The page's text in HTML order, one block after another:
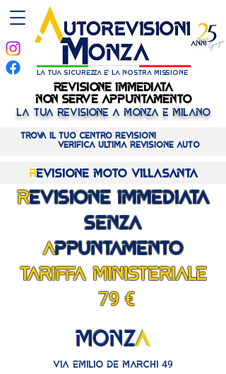
Trova il tuo centro REVISIONI
verifica ULTIMA revisione AUTO
la tua sicurezza e' la nostra missione
LA TUA REVISIONE A MONZA E MILANO
REVISIONE IMMEDIATA
NON SERVE APPUNTAMENTO
REVISIONE IMMEDIATA
NON SERVE APPUNTAMENTO
Revisione MOTO VILLASANTA
REVISIONE IMMEDIATA
SENZA
APPUNTAMENTO
TARIFFA MINISTERIALE
79€
MONZA
VIA EMILIO DE MARCHI 49